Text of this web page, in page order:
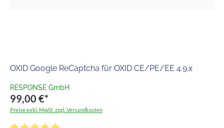
OXID Google ReCaptcha für OXID CE/PE/EE 4.9.x
RESPONSE GmbH
99,00 €*
Preise exkl. MwSt. zzgl. Versandkosten